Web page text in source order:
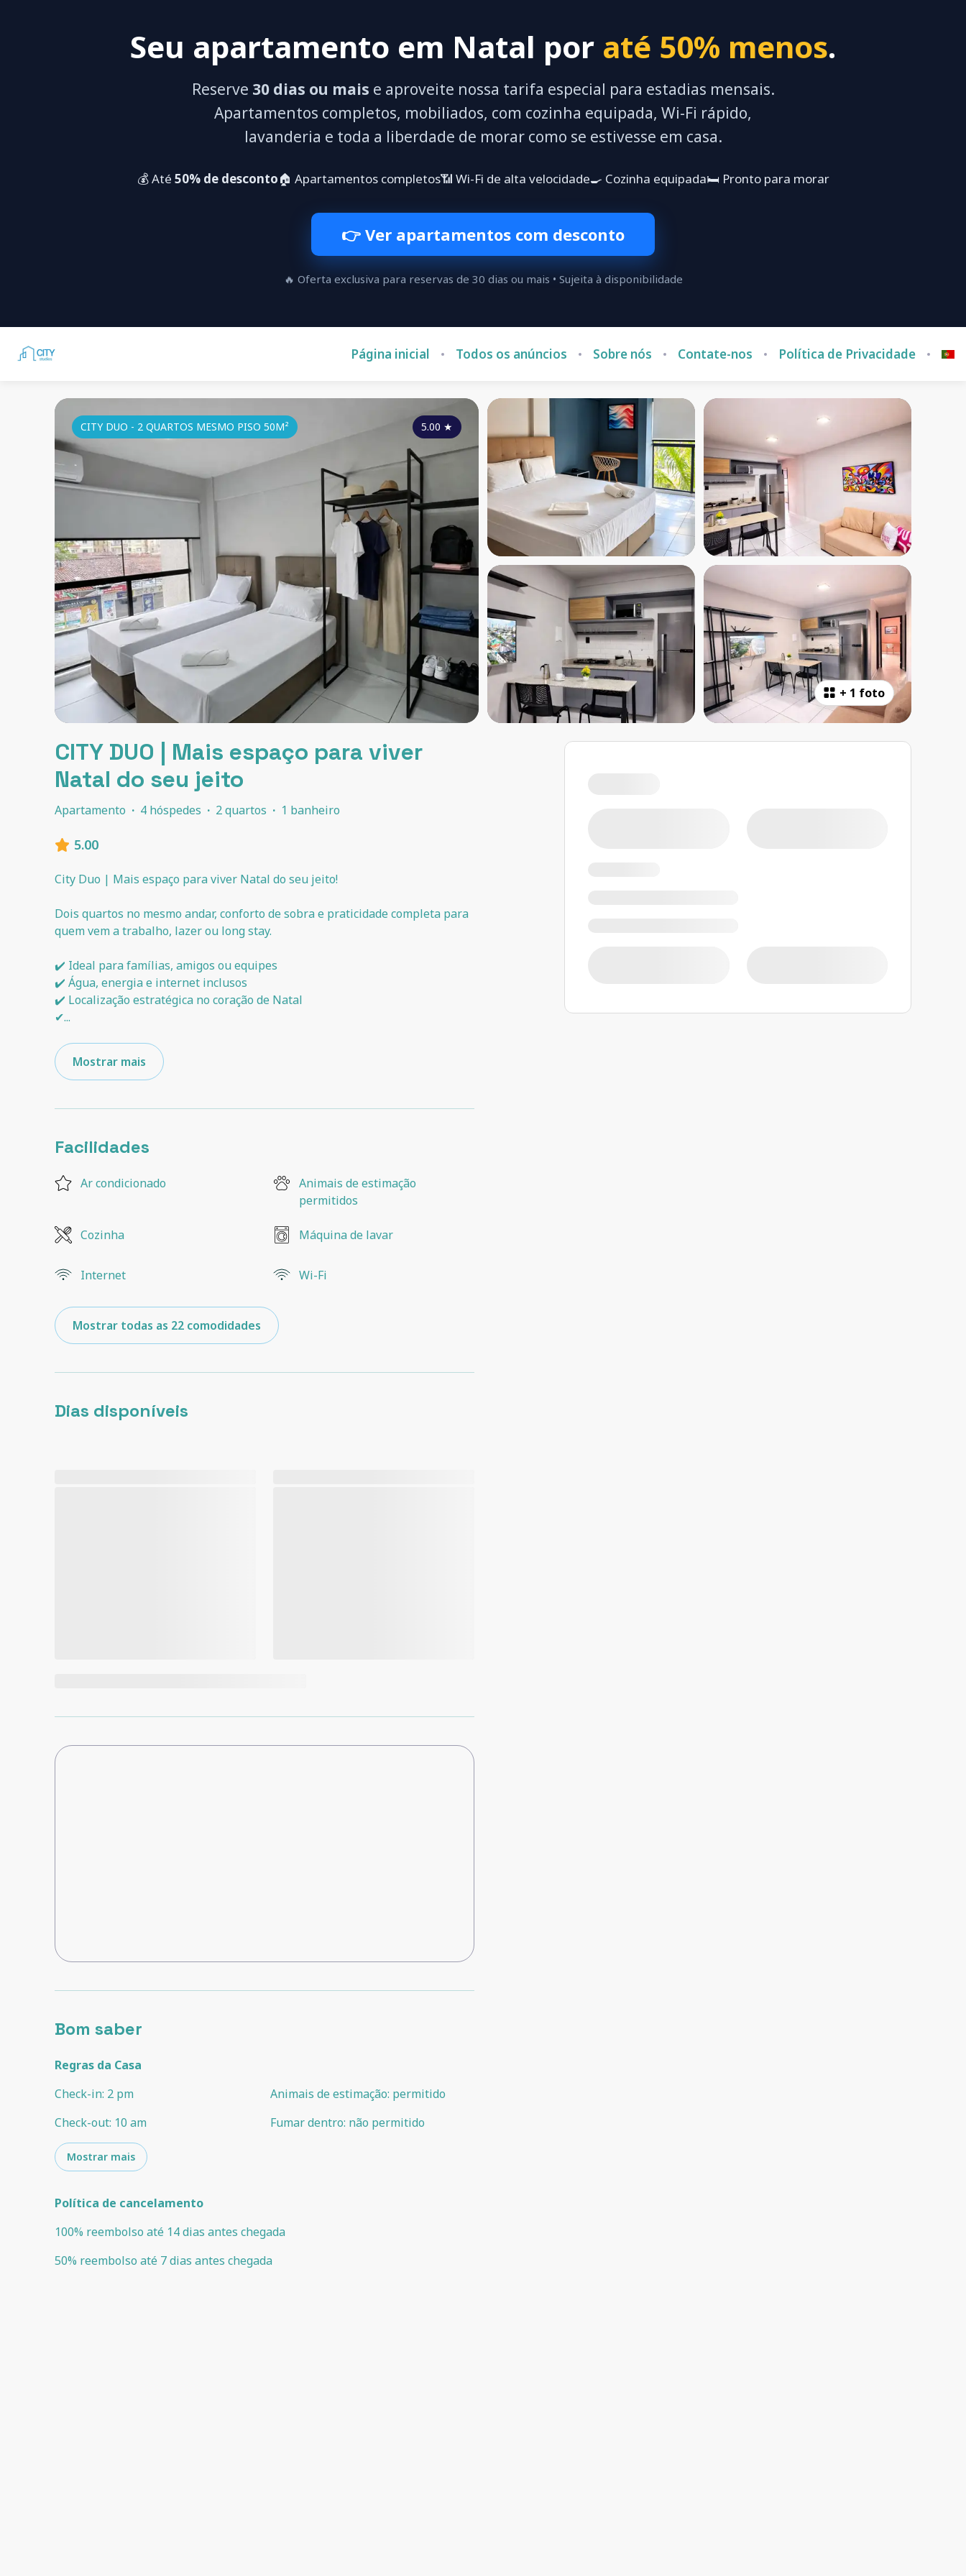
Seu apartamento em Natal por até 50% menos.
Reserve 30 dias ou mais e aproveite nossa tarifa especial para estadias mensais.
Apartamentos completos, mobiliados, com cozinha equipada, Wi-Fi rápido,
lavanderia e toda a liberdade de morar como se estivesse em casa.
💰 Até 50% de desconto🏠 Apartamentos completos📶 Wi-Fi de alta velocidade🍳 Cozinha equipada🛏️ Pronto para morar
👉 Ver apartamentos com desconto
🔥 Oferta exclusiva para reservas de 30 dias ou mais • Sujeita à disponibilidade
Página inicial Todos os anúncios Sobre nós Contate-nos Política de Privacidade
+ 1 foto
5.00 ★
CITY DUO - 2 QUARTOS MESMO PISO 50M²
CITY DUO | Mais espaço para viver
Natal do seu jeito
Apartamento · 4 hóspedes · 2 quartos · 1 banheiro
5.00
City Duo | Mais espaço para viver Natal do seu jeito!
Dois quartos no mesmo andar, conforto de sobra e praticidade completa para
quem vem a trabalho, lazer ou long stay.
✔️ Ideal para famílias, amigos ou equipes
✔️ Água, energia e internet inclusos
✔️ Localização estratégica no coração de Natal
✔...
Mostrar mais
Facilidades
Ar condicionado
Animais de estimação
permitidos
Cozinha Máquina de lavar
Internet Wi-Fi
Mostrar todas as 22 comodidades
Dias disponíveis
Bom saber
Regras da Casa
Check-in: 2 pm
Check-out: 10 am
Animais de estimação: permitido
Fumar dentro: não permitido
Mostrar mais
Política de cancelamento
100% reembolso até 14 dias antes chegada
50% reembolso até 7 dias antes chegada